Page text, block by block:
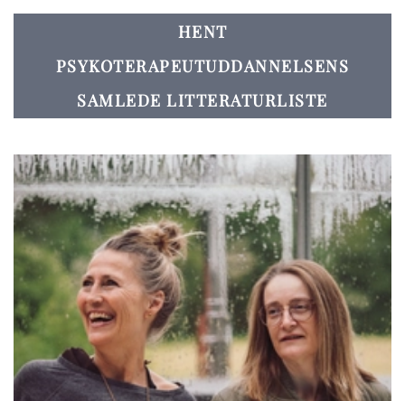
HENT
PSYKOTERAPEUTUDDANNELSENS
SAMLEDE LITTERATURLISTE